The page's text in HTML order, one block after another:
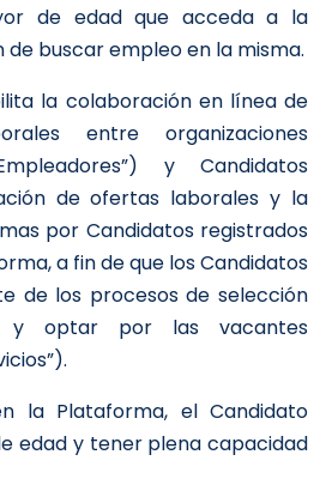
de edad que acceda a la
buscar empleo en la misma.
la colaboración en línea de
entre organizaciones
y Candidatos
de ofertas laborales y la
por Candidatos registrados
a fin de que los Candidatos
de los procesos de selección
y optar por las vacantes
la Plataforma, el Candidato
edad y tener plena capacidad